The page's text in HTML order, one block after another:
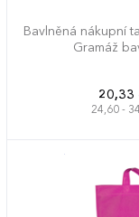
Bavlněná nákupní
Gramáž
20,33
24,60 -